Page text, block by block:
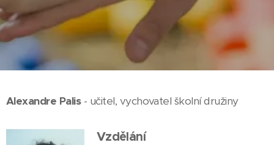
Alexandre Palis- učitel, vychovatel školní družiny
Vzdělání